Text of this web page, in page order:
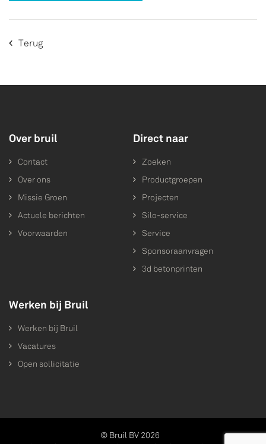
Terug
Over bruil
Contact
Over ons
Missie Groen
Actuele berichten
Voorwaarden
Direct naar
Zoeken
Productgroepen
Projecten
Silo-service
Service
Sponsoraanvragen
3d betonprinten
Werken bij Bruil
Werken bij Bruil
Vacatures
Open sollicitatie
© Bruil BV 2026